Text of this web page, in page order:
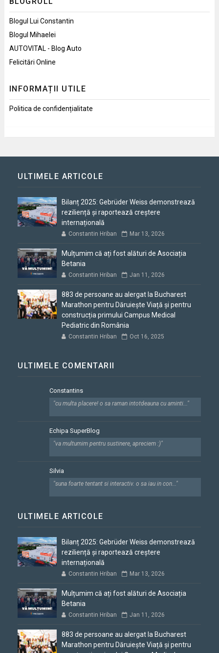
Blogul Lui Constantin
Blogul Mihaelei
AUTOVITAL - Blog Auto
Felicitări Online
INFORMAȚII UTILE
Politica de confidențialitate
ULTIMELE ARTICOLE
Bilanț 2025: Gebrüder Weiss demonstrează
reziliență și raportează creștere
internațională
Constantin Hriban Mar 13, 2026
Mulțumim că ați fost alături de Asociația
Betania
Constantin Hriban Jan 11, 2026
883 de persoane au alergat la Bucharest
Marathon pentru Dăruiește Viață și pentru
construcția primului Campus Medical
Pediatric din România
Constantin Hriban Oct 16, 2025
ULTIMELE COMENTARII
Constantins
"cu multa placere! o sa raman intotdeauna cu aminti..."
Echipa SuperBlog
"va multumim pentru sustinere, apreciem :)"
Silvia
"suna foarte tentant si interactiv. o sa iau in con..."
ULTIMELE ARTICOLE
Bilanț 2025: Gebrüder Weiss demonstrează
reziliență și raportează creștere
internațională
Constantin Hriban Mar 13, 2026
Mulțumim că ați fost alături de Asociația
Betania
Constantin Hriban Jan 11, 2026
883 de persoane au alergat la Bucharest
Marathon pentru Dăruiește Viață și pentru